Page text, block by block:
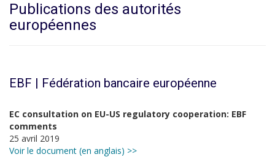
Publications des autorités
européennes
EBF | Fédération bancaire européenne
EC consultation on EU-US regulatory cooperation: EBF
comments
25 avril 2019
Voir le document (en anglais) >>